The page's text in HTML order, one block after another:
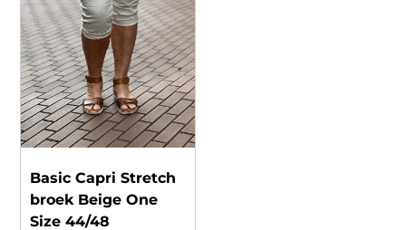
Basic Capri Stretch
broek Beige One
Size 44/48